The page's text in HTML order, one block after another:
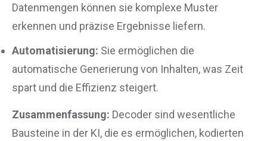
Datenmengen können sie komplexe Muster
erkennen und präzise Ergebnisse liefern.
Automatisierung: Sie ermöglichen die
automatische Generierung von Inhalten, was Zeit
spart und die Effizienz steigert.
Zusammenfassung: Decoder sind wesentliche
Bausteine in der KI, die es ermöglichen, kodierten